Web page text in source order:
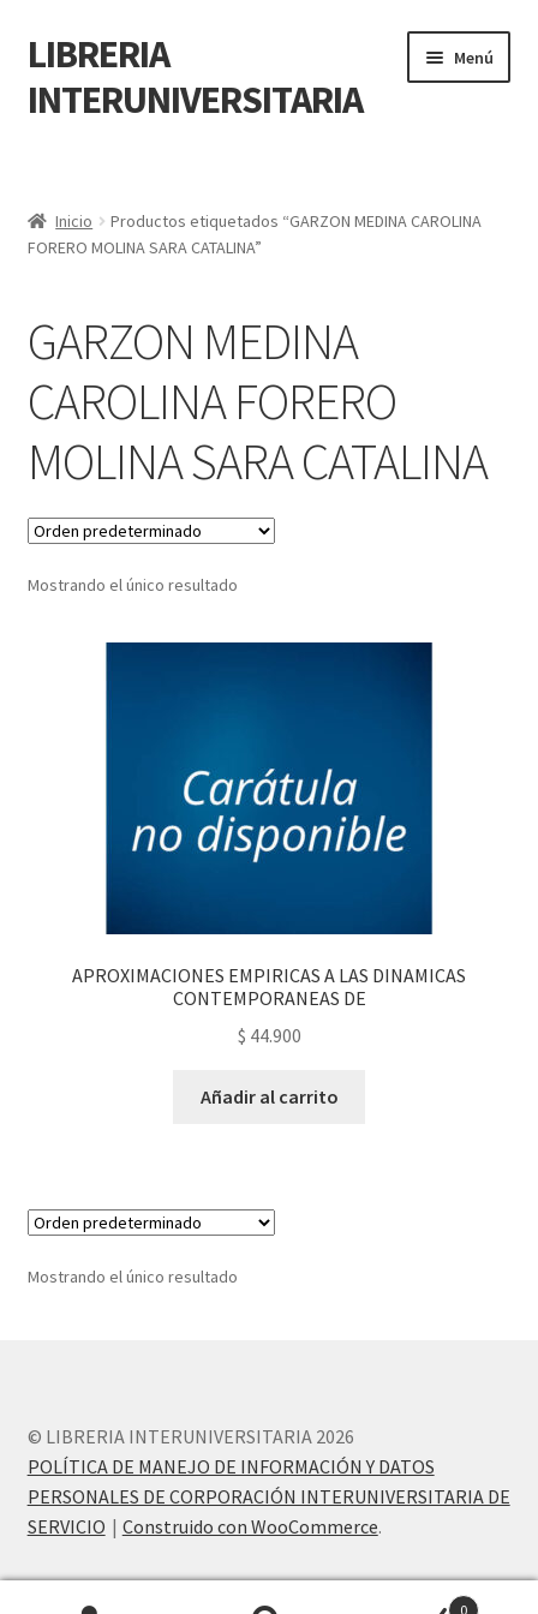
LIBRERIA
INTERUNIVERSITARIA
Menú
Carrito
Finalizar compra
Resumen de compra
Mi cuenta
POLÍTICA DE MANEJO DE INFORMACIÓN Y DATOS
SERVICIO
Inicio
Productos etiquetados “GARZON MEDINA CAROLINA
FORERO MOLINA SARA CATALINA”
GARZON MEDINA
CAROLINA FORERO
MOLINA SARA CATALINA
Mostrando el único resultado
APROXIMACIONES EMPIRICAS A LAS DINAMICAS
CONTEMPORANEAS DE
$ 44.900
Añadir al carrito
Mostrando el único resultado
© LIBRERIA INTERUNIVERSITARIA 2026
POLÍTICA DE MANEJO DE INFORMACIÓN Y DATOS
PERSONALES DE CORPORACIÓN INTERUNIVERSITARIA DE
SERVICIO
Construido con WooCommerce.
0